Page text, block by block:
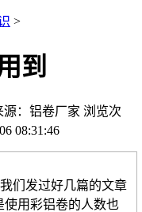
>
到
源：铝卷厂家 浏览次
08:31:46
们发过好几篇的文章
使用彩铝卷的人数也